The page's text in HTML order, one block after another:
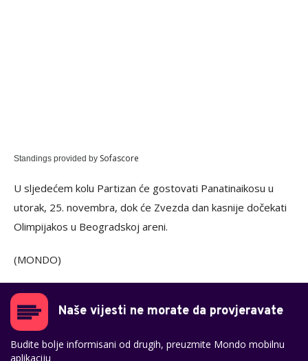
Standings provided by Sofascore
U sljedećem kolu Partizan će gostovati Panatinaikosu u
utorak, 25. novembra, dok će Zvezda dan kasnije dočekati
Olimpijakos u Beogradskoj areni.
(MONDO)
Naše vijesti ne morate da provjeravate
Budite bolje informisani od drugih, preuzmite Mondo mobilnu
aplikaciju